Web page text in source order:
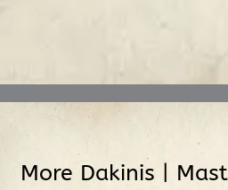
More Dakinis